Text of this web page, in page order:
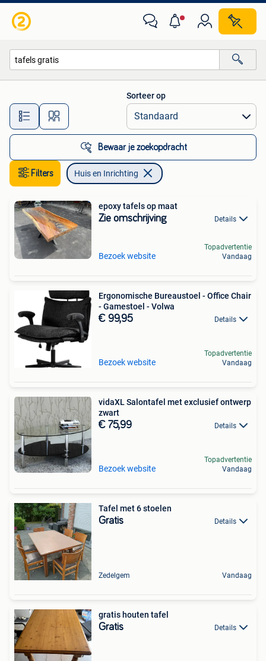
Alle afstanden…
Sorteer op
Bewaar je zoekopdracht
Filters Huis en Inrichting
epoxy tafels op maat
Zie omschrijving Details
Bezoek website
Topadvertentie
Vandaag
Ergonomische Bureaustoel - Office Chair
- Gamestoel - Volwa
€ 99,95 Details
Bezoek website
Topadvertentie
Vandaag
vidaXL Salontafel met exclusief ontwerp
zwart
€ 75,99 Details
Bezoek website
Topadvertentie
Vandaag
Tafel met 6 stoelen
Gratis Details
Zedelgem Vandaag
gratis houten tafel
Gratis Details